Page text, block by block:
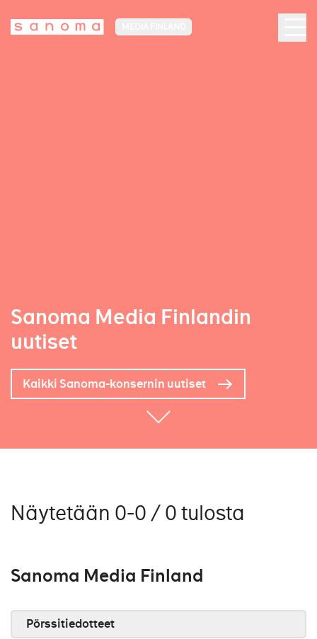
Sanoma Media Finlandin
uutiset
Kaikki Sanoma-konsernin uutiset
Näytetään 0-0 / 0 tulosta
Sanoma Media Finland
Pörssitiedotteet